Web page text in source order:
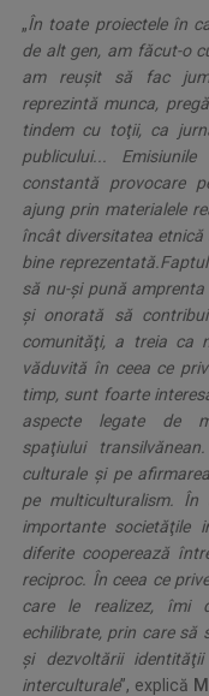
„În toate proiectele în
de alt gen, am făcut-o
am reuşit să fac
reprezintă munca,
tindem cu toţii, ca
publicului...
constantă provocare
ajung prin materialele
încât diversitatea
bine
să nu-şi pună
şi onorată să
comunităţi, a treia ca
văduvită în ceea ce
timp, sunt foarte
aspecte legate de
spaţiului
culturale şi pe
pe multiculturalism. În
importante societăţile
diferite cooperează
reciproc. În ceea ce
care le realizez, îmi
echilibrate, prin care să
şi dezvoltării
interculturale”, explică